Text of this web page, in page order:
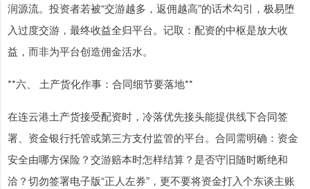
润源流。投资者若被“交游越多，返佣越高”的话术勾引，极易堕
入过度交游，最终收益全归平台。记取：配资的中枢是放大收
益，而非为平台创造佣金活水。
**六、 土产货化作事：合同细节要落地**
在连云港土产货接受配资时，冷落优先接头能提供线下合同签
署、资金银行托管或第三方支付监管的平台。合同需明确：资金
安全由哪方保险？交游赔本时怎样结算？是否守旧随时断绝和
洽？切勿签署电子版“正人左券”，更不要将资金打入个东谈主账